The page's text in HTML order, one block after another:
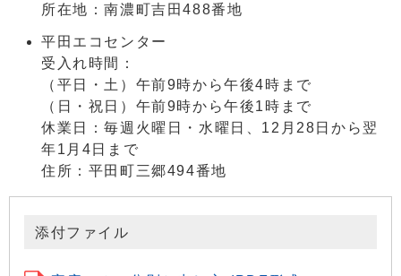
所在地：南濃町吉田488番地
平田エコセンター
受入れ時間：
（平日・土）午前9時から午後4時まで
（日・祝日）午前9時から午後1時まで
休業日：毎週火曜日・水曜日、12月28日から翌
年1月4日まで
住所：平田町三郷494番地
添付ファイル